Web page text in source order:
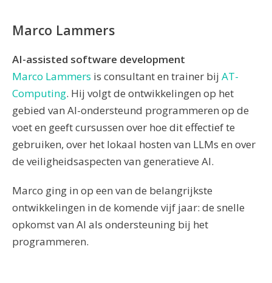
Marco Lammers
AI-assisted software development
Marco Lammers is consultant en trainer bij AT-
Computing. Hij volgt de ontwikkelingen op het
gebied van AI-ondersteund programmeren op de
voet en geeft cursussen over hoe dit effectief te
gebruiken, over het lokaal hosten van LLMs en over
de veiligheidsaspecten van generatieve AI.
Marco ging in op een van de belangrijkste
ontwikkelingen in de komende vijf jaar: de snelle
opkomst van AI als ondersteuning bij het
programmeren.